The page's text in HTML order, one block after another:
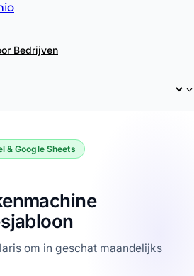
Bedrijven
& Google Sheets
om in geschat maandelijks